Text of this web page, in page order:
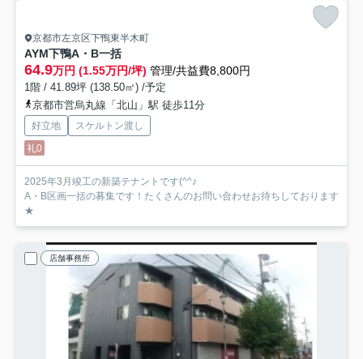
京都市左京区下鴨東半木町
AYM下鴨A・B一括
64.9万円 (1.55万円/坪) 管理/共益費8,800円
1階 / 41.89坪 (138.50㎡) /予定
京都市営烏丸線「北山」駅 徒歩11分
好立地
スケルトン渡し
礼0
2025年3月竣工の新築テナントです(^^♪
A・B区画一括の募集です！たくさんのお問い合わせお待ちしております
★
店舗事務所